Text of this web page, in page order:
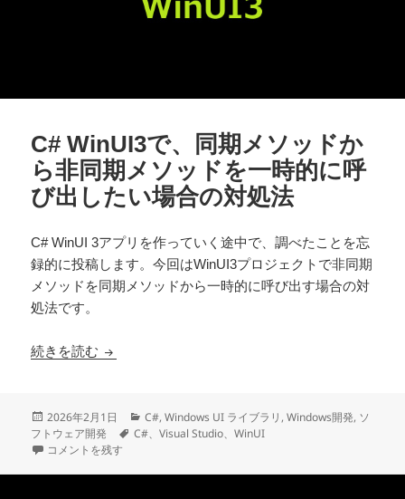
C# WinUI3で、同期メソッドか
ら非同期メソッドを一時的に呼
び出したい場合の対処法
C# WinUI 3アプリを作っていく途中で、調べたことを忘
録的に投稿します。今回はWinUI3プロジェクトで非同期
メソッドを同期メソッドから一時的に呼び出す場合の対
処法です。
続きを読む C# WinUI3で、同期メソッドから非同期メソッ
投
稿
日:
2026年2月1日
カ
テ
C#,Windows UI ライブラリ ,Windows開発, ソ
フトウェア開発
タ
C#、Visual Studio、WinUI
C# WinUI3で、同期メソッドから非同期メソッドを一時的に呼び出した
コメントを残す